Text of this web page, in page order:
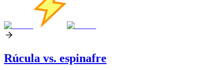
Rúcula vs. espinafre